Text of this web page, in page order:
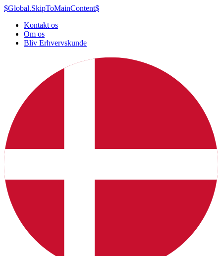
$Global.SkipToMainContent$
Kontakt os
Om os
Bliv Erhvervskunde